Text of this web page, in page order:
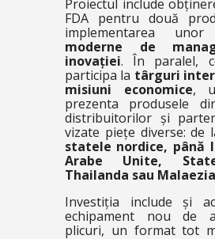
Proiectul include
FDA pentru două
implementarea unor
moderne de
inovației. În paralel,
participa la târguri
misiuni economice,
prezenta produsele
distribuitorilor și
vizate piețe diverse: de
statele nordice, până
Arabe Unite,
Thailanda sau Malaezia
Investiția include și
echipament nou de
plicuri, un format tot